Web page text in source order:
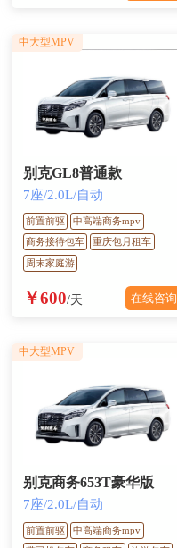
别克GL8普通款
7座/2.0L/自动
前置前驱
中高端商务mpv
商务接待包车
重庆包月租车
周末家庭游
￥600/天 在线咨询
中大型MPV
别克商务653T豪华版
7座/2.0L/自动
前置前驱
中高端商务mpv
中大型MPV